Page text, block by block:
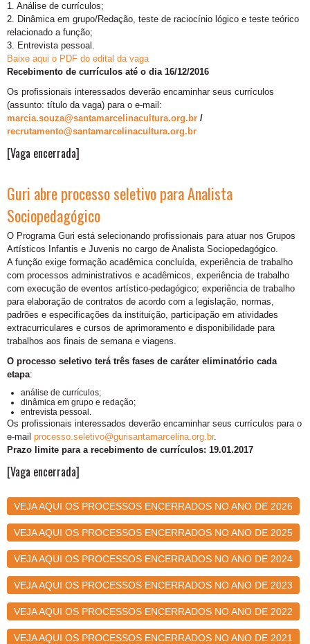
1. Análise de currículos;
2. Dinâmica em grupo/Redação, teste de raciocínio lógico e teste teórico
relacionado a função;
3. Entrevista pessoal.
Baixe aqui o PDF do edital da vaga
Recebimento de currículos até o dia 16/12/2016
Os profissionais interessados deverão encaminhar seus currículos
(assunto: título da vaga) para o e-mail:
marcia.souza@santamarcelinacultura.org.br /
recrutamento@santamarcelinacultura.org.br
[Vaga encerrada]
Guri abre processo seletivo para Analista
Sociopedagógico
O Programa Guri está selecionando profissionais para atuar nos Grupos
Artísticos Infantis e Juvenis no cargo de Analista Sociopedagógico.
A função exige formação acadêmica concluída, experiência de trabalho
com processos administrativos e acadêmicos, experiência de trabalho
com execução de eventos artístico-pedagógico; experiência de trabalho
para elaboração de contratos de acordo com a legislação, normas,
padrões e especificações da instituição, participação em atividades
extracurriculares e cursos de aprimoramento e disponibilidade para
trabalhos aos finais de semana e viagens.
O processo seletivo terá três fases de caráter eliminatório cada
etapa:
análise de currículos;
dinâmica em grupo e redação;
entrevista pessoal.
Os profissionais interessados deverão encaminhar seus currículos para o
e-mail processo.seletivo@gurisantamarcelina.org.br.
Prazo limite para a recebimento de currículos: 19.01.2017
[Vaga encerrada]
VEJA AQUI OS PROCESSOS ENCERRADOS NO ANO DE 2026
VEJA AQUI OS PROCESSOS ENCERRADOS NO ANO DE 2025
VEJA AQUI OS PROCESSOS ENCERRADOS NO ANO DE 2024
VEJA AQUI OS PROCESSOS ENCERRADOS NO ANO DE 2023
VEJA AQUI OS PROCESSOS ENCERRADOS NO ANO DE 2022
VEJA AQUI OS PROCESSOS ENCERRADOS NO ANO DE 2021